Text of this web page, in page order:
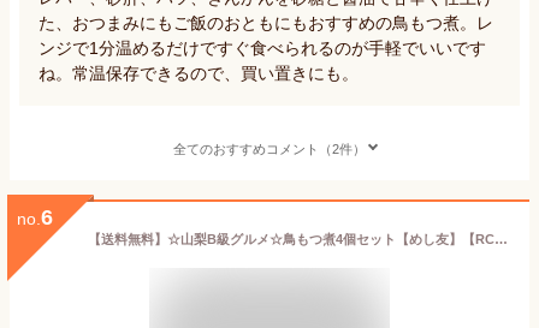
た、おつまみにもご飯のおともにもおすすめの鳥もつ煮。レ
ンジで1分温めるだけですぐ食べられるのが手軽でいいです
ね。常温保存できるので、買い置きにも。
全てのおすすめコメント（2件）
no. 6
【送料無料】☆山梨B級グルメ☆鳥もつ煮4個セット【めし友】【RCP】【米】【保存食】